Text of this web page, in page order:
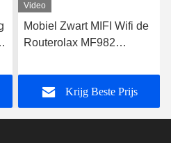
Video
Mobiel Zwart MIFI Wifi de
Routerolax MF982
van Cat4
Krijg Beste Prijs